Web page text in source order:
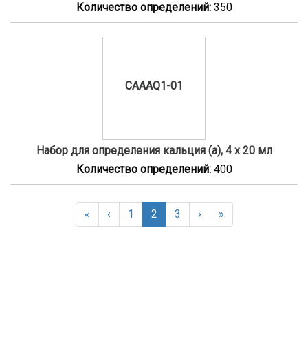
Количество определений: 350
CAAAQ1-01
Набор для определения кальция (a), 4 x 20 мл
Количество определений: 400
« ‹ 1 2 3 › »